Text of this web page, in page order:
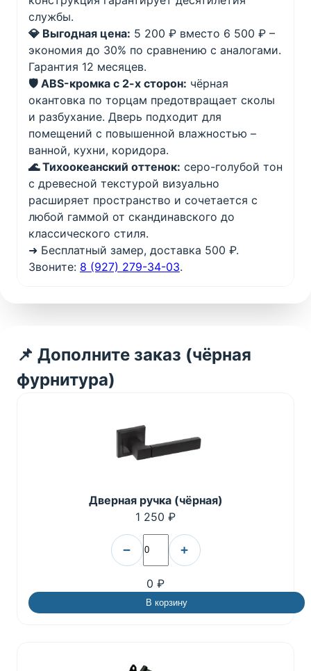
службы.
💎 Выгодная цена: 5 200 ₽ вместо 6 500 ₽ –
экономия до 30% по сравнению с аналогами.
Гарантия 12 месяцев.
🛡️ ABS-кромка с 2-х сторон: чёрная
окантовка по торцам предотвращает сколы
и разбухание. Дверь подходит для
помещений с повышенной влажностью –
ванной, кухни, коридора.
🌊 Тихоокеанский оттенок: серо-голубой тон
с древесной текстурой визуально
расширяет пространство и сочетается с
любой гаммой от скандинавского до
классического стиля.
➜ Бесплатный замер, доставка 500 ₽.
Звоните: 8 (927) 279-34-03.
📌 Дополните заказ (чёрная
фурнитура)
Дверная ручка (чёрная)
1 250 ₽
− +
0 ₽
В корзину